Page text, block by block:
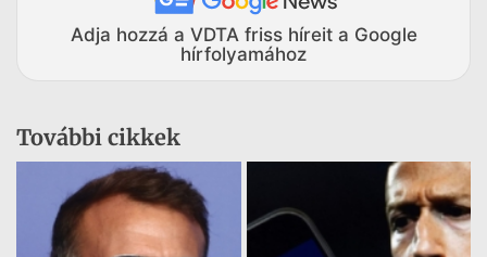
Adja hozzá a VDTA friss híreit a Google
hírfolyamához
További cikkek